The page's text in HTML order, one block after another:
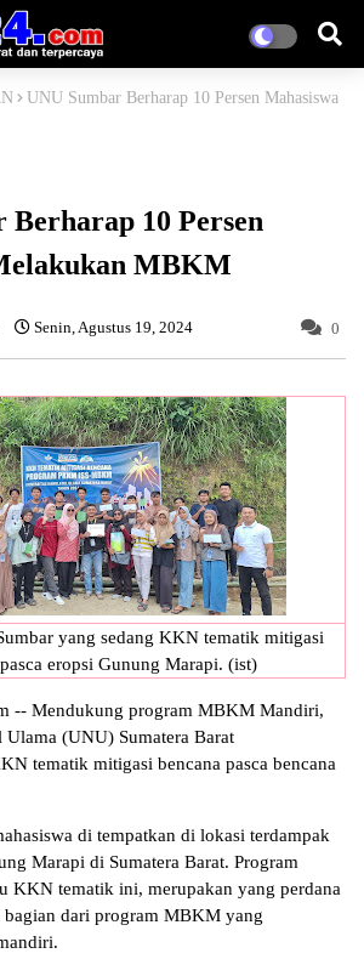
UNU Sumbar Berharap 10 Persen Mahasiswa
Berharap 10 Persen
MBKM
Senin, Agustus 19, 2024 0
yang sedang KKN tematik mitigasi
eropsi Gunung Marapi. (ist)
-- Mendukung program MBKM Mandiri,
(UNU) Sumatera Barat
tematik mitigasi bencana pasca bencana
di tempatkan di lokasi terdampak
Marapi di Sumatera Barat. Program
KKN tematik ini, merupakan yang perdana
bagian dari program MBKM yang